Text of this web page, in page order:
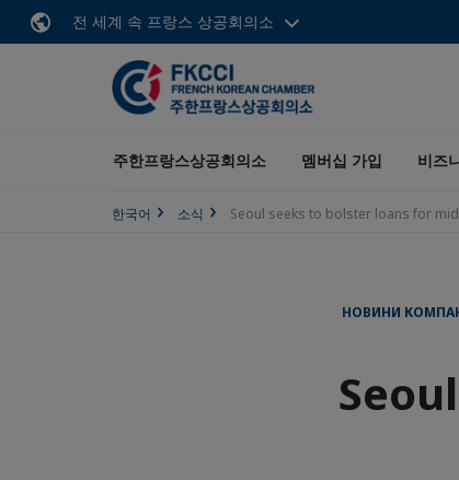
전 세계 속 프랑스 상공회의소
주한프랑스상공회의소 멤버십 가입 비즈
한국어 소식 Seoul seeks to bolster loans for
НОВИНИ